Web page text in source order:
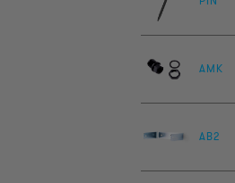
AMK
AB2